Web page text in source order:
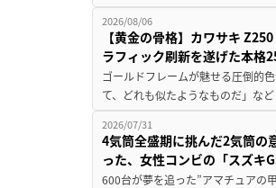
2026/08/06
【黄金の骨格】カワサキ
ラフィック刷新を遂げた本格
ゴールドフレームが魅せる圧倒的
て、どれも似たようなものだ」な
2026/07/31
4気筒全盛期に挑んだ2気筒の
った、女性コンビの「スズキ
600台が夢を追った”アマチュアの